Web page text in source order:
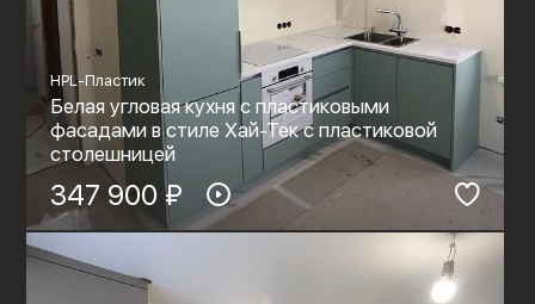
HPL-Пластик
Белая угловая кухня с пластиковыми
фасадами в стиле Хай-Тек с пластиковой
столешницей
347 900 ₽